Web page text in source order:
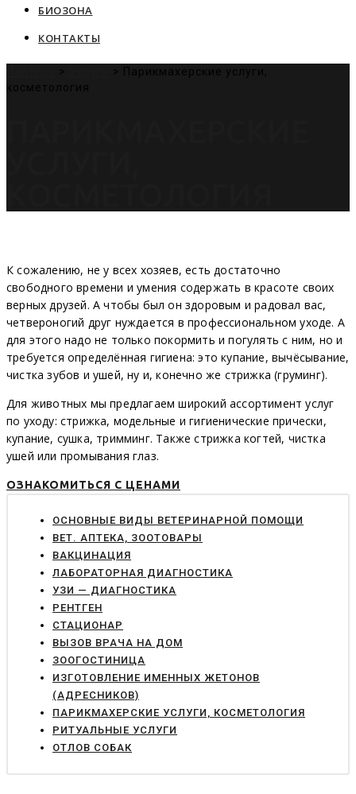
БИОЗОНА
КОНТАКТЫ
> > Парикмахерские услуги,
косметология
К сожалению, не у всех хозяев, есть достаточно
свободного времени и умения содержать в красоте своих
верных друзей. А чтобы был он здоровым и радовал вас,
четвероногий друг нуждается в профессиональном уходе. А
для этого надо не только покормить и погулять с ним, но и
требуется определённая гигиена: это купание, вычёсывание,
чистка зубов и ушей, ну и, конечно же стрижка (груминг).
Для животных мы предлагаем широкий ассортимент услуг
по уходу: стрижка, модельные и гигиенические прически,
купание, сушка, тримминг. Также стрижка когтей, чистка
ушей или промывания глаз.
ОЗНАКОМИТЬСЯ С ЦЕНАМИ
ОСНОВНЫЕ ВИДЫ ВЕТЕРИНАРНОЙ ПОМОЩИ
ВЕТ. АПТЕКА, ЗООТОВАРЫ
ВАКЦИНАЦИЯ
ЛАБОРАТОРНАЯ ДИАГНОСТИКА
УЗИ — ДИАГНОСТИКА
РЕНТГЕН
СТАЦИОНАР
ВЫЗОВ ВРАЧА НА ДОМ
ЗООГОСТИНИЦА
ИЗГОТОВЛЕНИЕ ИМЕННЫХ ЖЕТОНОВ
(АДРЕСНИКОВ)
ПАРИКМАХЕРСКИЕ УСЛУГИ, КОСМЕТОЛОГИЯ
РИТУАЛЬНЫЕ УСЛУГИ
ОТЛОВ СОБАК